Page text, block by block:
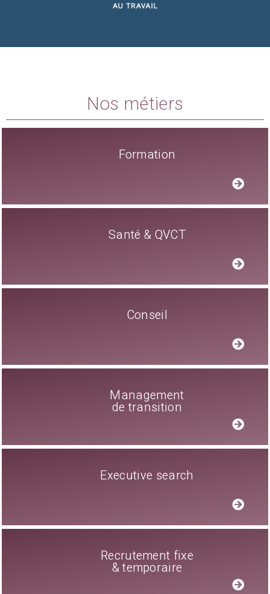
Nos métiers
Formation
Santé & QVCT
Conseil
Management
de transition
Executive search
Recrutement fixe
& temporaire